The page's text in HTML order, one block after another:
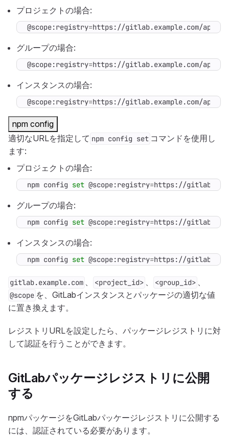
プロジェクトの場合:
@scope:registry=https://gitlab.example.com/api/
グループの場合:
@scope:registry=https://gitlab.example.com/api/v4/
インスタンスの場合:
@scope:registry=https://gitlab.example.com/api/v4/
npm config
適切なURLを指定して npm config set コマンドを使用し
ます:
プロジェクトの場合:
npm config set @scope:registry=https://
グループの場合:
npm config set @scope:registry=https://
インスタンスの場合:
npm config set @scope:registry=https://
gitlab.example.com 、 <project_id> 、 <group_id> 、
@scope を、GitLabインスタンスとパッケージの適切な値
に置き換えます。
レジストリURLを設定したら、パッケージレジストリに対
して認証を行うことができます。
GitLabパッケージレジストリに公開
する
npmパッケージをGitLabパッケージレジストリに公開する
には、認証されている必要があります。